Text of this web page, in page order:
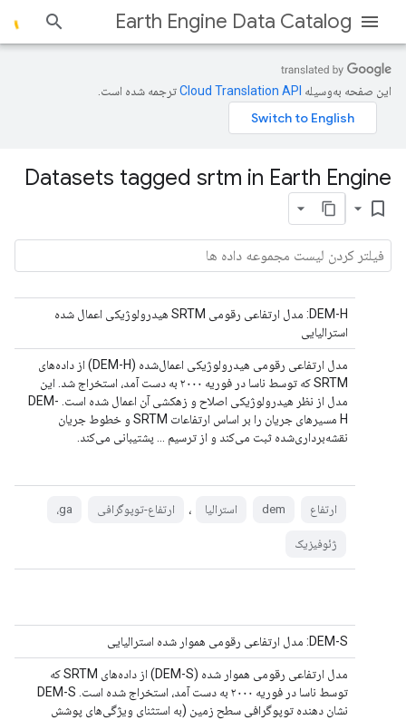
Earth Engine Data Catalog
این صفحه به‌وسیله ترجمه شده است.
Datasets tagged srtm in Earth Engine
bookmark_border
DEM-H: مدل ارتفاعی رقومی SRTM هیدرولوژیکی اعمال شده
استرالیایی
مدل ارتفاعی رقومی هیدرولوژیکی اعمال‌شده (DEM-H) از داده‌های
SRTM که توسط ناسا در فوریه ۲۰۰۰ به دست آمد، استخراج شد. این
مدل از نظر هیدرولوژیکی اصلاح و زهکشی آن اعمال شده است. DEM-
H مسیرهای جریان را بر اساس ارتفاعات SRTM و خطوط جریان
نقشه‌برداری‌شده ثبت می‌کند و از ترسیم ... پشتیبانی می‌کند.
ارتفاع dem استرالیا ، ارتفاع-توپوگرافی ga،
ژئوفیزیک
DEM-S: مدل ارتفاعی رقومی هموار شده استرالیایی
مدل ارتفاعی رقومی هموار شده (DEM-S) از داده‌های SRTM که
توسط ناسا در فوریه ۲۰۰۰ به دست آمد، استخراج شده است. DEM-S
نشان دهنده توپوگرافی سطح زمین (به استثنای ویژگی‌های پوشش